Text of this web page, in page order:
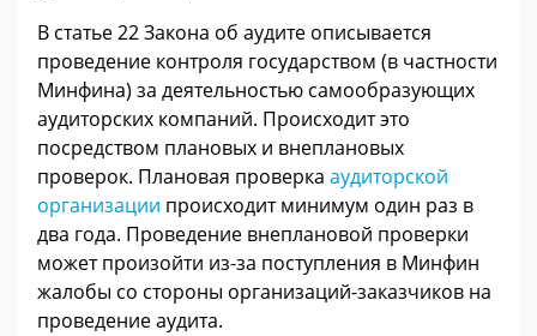
В статье 22 Закона об аудите описывается
проведение контроля государством (в частности
Минфина) за деятельностью самообразующих
аудиторских компаний. Происходит это
посредством плановых и внеплановых
проверок. Плановая проверка аудиторской
организации происходит минимум один раз в
два года. Проведение внеплановой проверки
может произойти из-за поступления в Минфин
жалобы со стороны организаций-заказчиков на
проведение аудита.